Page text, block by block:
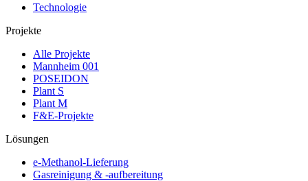
Technologie
Projekte
Alle Projekte
Mannheim 001
POSEIDON
Plant S
Plant M
F&E-Projekte
Lösungen
e-Methanol-Lieferung
Gasreinigung & -aufbereitung